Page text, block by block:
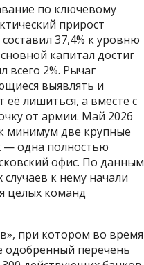
по ключевому
прирост
37,4% к уровню
капитал достиг
всего 2%. Рычаг
выявлять и
лишиться, а вместе с
от армии. Май 2026
минимум две крупные
— одна полностью
офис. По данным
случаев к нему начали
целых команд
при котором во время
одобренный перечень